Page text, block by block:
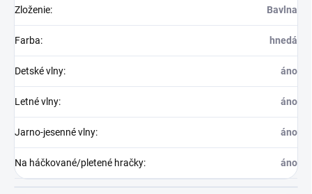
Zloženie: Bavlna
Farba: hnedá
Detské vlny: áno
Letné vlny: áno
Jarno-jesenné vlny: áno
Na háčkované/pletené hračky: áno